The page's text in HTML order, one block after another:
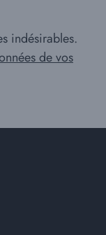
indésirables.
de vos